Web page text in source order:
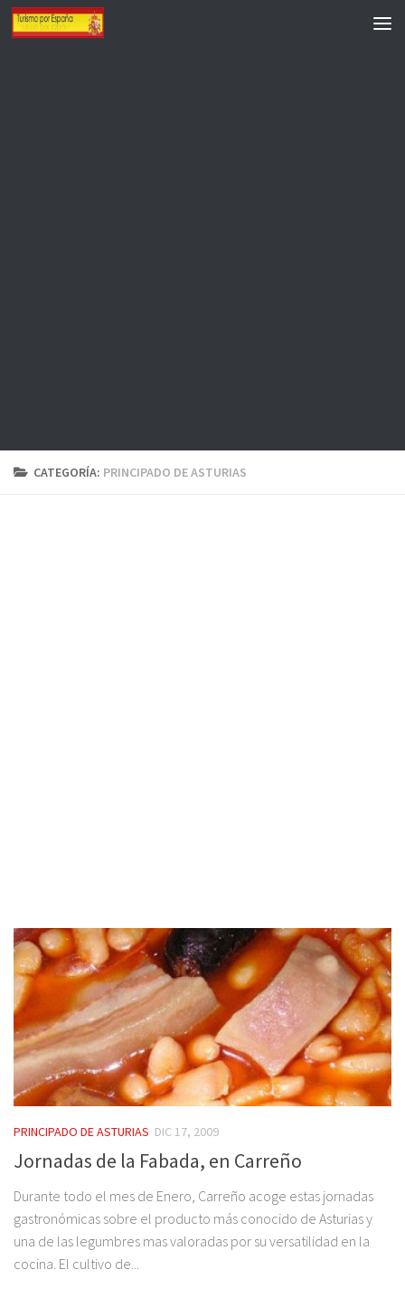
Saltar al contenido
CATEGORÍA: PRINCIPADO DE ASTURIAS
PRINCIPADO DE ASTURIAS DIC 17, 2009
Jornadas de la Fabada, en Carreño
Durante todo el mes de Enero, Carreño acoge estas jornadas
gastronómicas sobre el producto más conocido de Asturias y
una de las legumbres mas valoradas por su versatilidad en la
cocina. El cultivo de...